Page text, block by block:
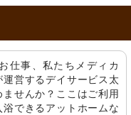
仕事、私たちメディカ
営するデイサービス太
せんか？ここはご利用
できるアットホームな